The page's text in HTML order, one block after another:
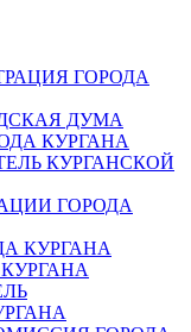
ГОРОДА
ДУМА
КУРГАНА
КУРГАНСКОЙ
ГОРОДА
КУРГАНА